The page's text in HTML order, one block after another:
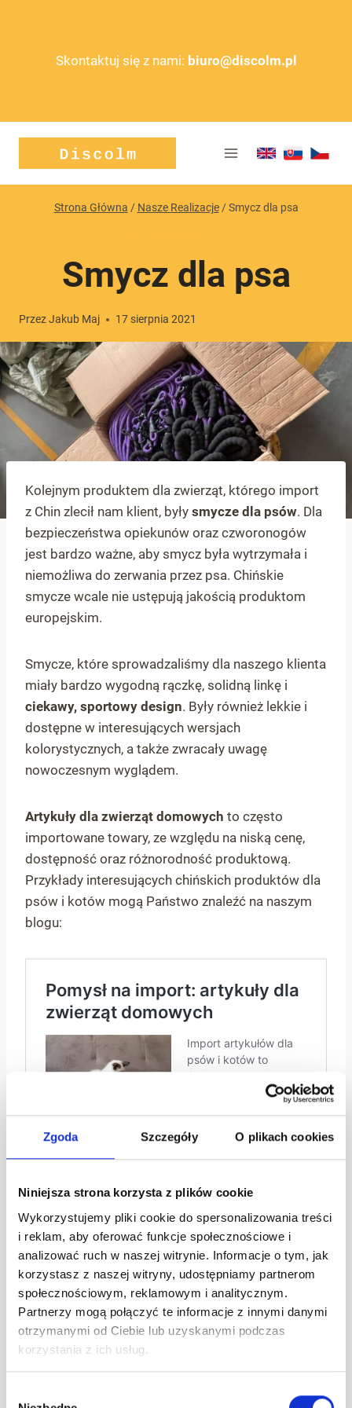
Zgoda Szczegóły O plikach cookies
Niniejsza strona korzysta z plików cookie
Wykorzystujemy pliki cookie do spersonalizowania treści
i reklam, aby oferować funkcje społecznościowe i
analizować ruch w naszej witrynie. Informacje o tym, jak
korzystasz z naszej witryny, udostępniamy partnerom
społecznościowym, reklamowym i analitycznym.
Partnerzy mogą połączyć te informacje z innymi danymi
otrzymanymi od Ciebie lub uzyskanymi podczas
korzystania z ich usług.
Skontaktuj się z nami: biuro@discolm.pl
Strona Główna / Nasze Realizacje / Smycz dla psa
Smycz dla psa
PrzezJakub Maj 17 sierpnia 2021
Kolejnym produktem dla zwierząt, którego import
z Chin zlecił nam klient, były smycze dla psów. Dla
bezpieczeństwa opiekunów oraz czworonogów
jest bardzo ważne, aby smycz była wytrzymała i
niemożliwa do zerwania przez psa. Chińskie
smycze wcale nie ustępują jakością produktom
europejskim.
Smycze, które sprowadzaliśmy dla naszego klienta
miały bardzo wygodną rączkę, solidną linkę i
ciekawy, sportowy design. Były również lekkie i
dostępne w interesujących wersjach
kolorystycznych, a także zwracały uwagę
nowoczesnym wyglądem.
Artykuły dla zwierząt domowych to często
importowane towary, ze względu na niską cenę,
dostępność oraz różnorodność produktową.
Przykłady interesujących chińskich produktów dla
psów i kotów mogą Państwo znaleźć na naszym
blogu:
Jakub Maj